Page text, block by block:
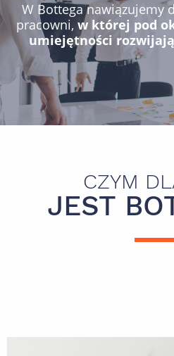
W Bottega nawiązujemy
pracowni, w której pod
umiejętności
CZYM
JEST